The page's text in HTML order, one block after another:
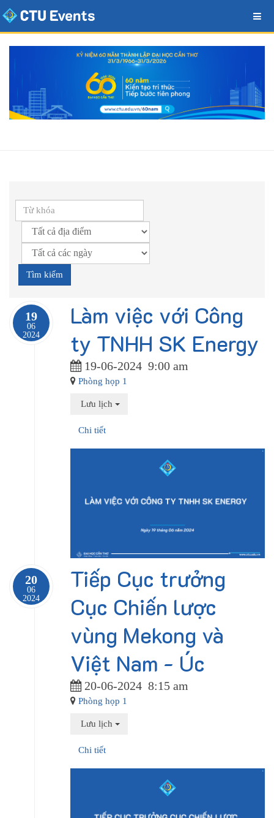
19
06
2024
Làm việc với Công
ty TNHH SK Energy
19-06-2024 9:00 am
Phòng họp 1
Lưu lịch
Chi tiết
20
06
2024
Tiếp Cục trưởng
Cục Chiến lược
vùng Mekong và
Việt Nam - Úc
20-06-2024 8:15 am
Phòng họp 1
Lưu lịch
Chi tiết